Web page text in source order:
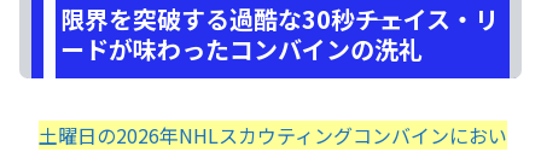
限界を突破する過酷な30秒――チェイス・リ
ードが味わったコンバインの洗礼
土曜日の2026年NHLスカウティングコンバインにおい